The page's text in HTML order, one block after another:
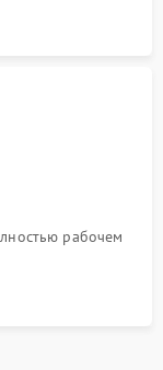
рабочем